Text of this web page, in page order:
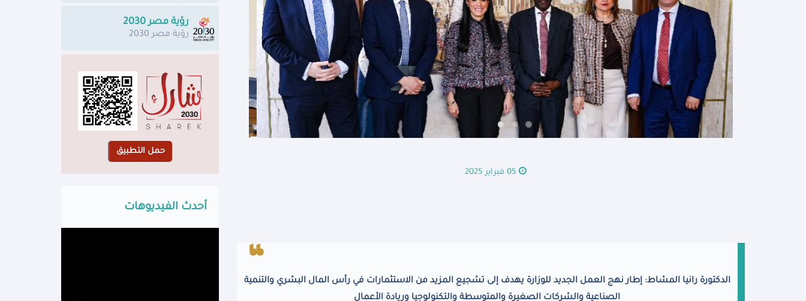
05 فبراير 2025
الدكتورة رانيا المشاط: إطار نهج العمل الجديد للوزارة يهدف إلى تشجيع المزيد من الاستثمارات في رأس المال البشري والتنمية
الصناعية والشركات الصغيرة والمتوسطة والتكنولوجيا وريادة الأعمال
رؤية مصر 2030
رؤية مصر 2030
أحدث الفيديوهات